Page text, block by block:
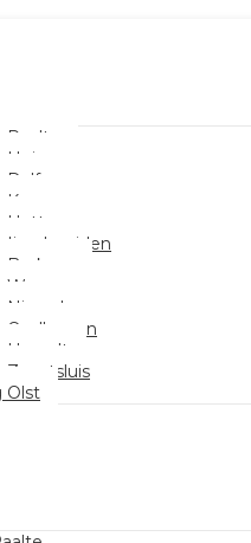
Hattem
Ijsselmuiden
Oudleusen
Hasselt
Zwartsluis
Olst